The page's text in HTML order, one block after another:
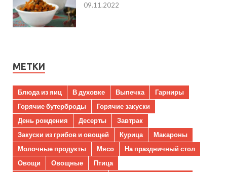
09.11.2022
МЕТКИ
Блюда из яиц В духовке Выпечка
Гарниры
Горячие бутерброды
Горячие закуски
День рождения
Десерты
Завтрак
Закуски из грибов и овощей
Курица
Макароны
Молочные продукты
Мясо
На праздничный стол
Овощи
Овощные
Птица